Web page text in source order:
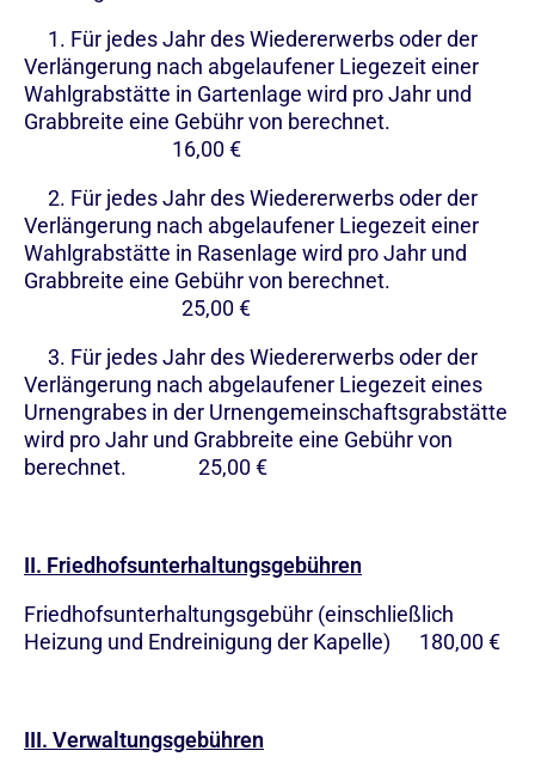
1. Für jedes Jahr des Wiedererwerbs oder der
Verlängerung nach abgelaufener Liegezeit einer
Wahlgrabstätte in Gartenlage wird pro Jahr und
Grabbreite eine Gebühr von berechnet.
16,00 €
2. Für jedes Jahr des Wiedererwerbs oder der
Verlängerung nach abgelaufener Liegezeit einer
Wahlgrabstätte in Rasenlage wird pro Jahr und
Grabbreite eine Gebühr von berechnet.
25,00 €
3. Für jedes Jahr des Wiedererwerbs oder der
Verlängerung nach abgelaufener Liegezeit eines
Urnengrabes in der Urnengemeinschaftsgrabstätte
wird pro Jahr und Grabbreite eine Gebühr von
berechnet. 25,00 €
II. Friedhofsunterhaltungsgebühren
Friedhofsunterhaltungsgebühr (einschließlich
Heizung und Endreinigung der Kapelle) 180,00 €
III. Verwaltungsgebühren